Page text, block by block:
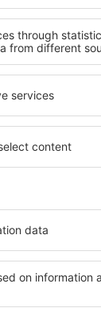
Hoteluri in
Hoteluri in Faro
Hoteluri in
Ceahlău